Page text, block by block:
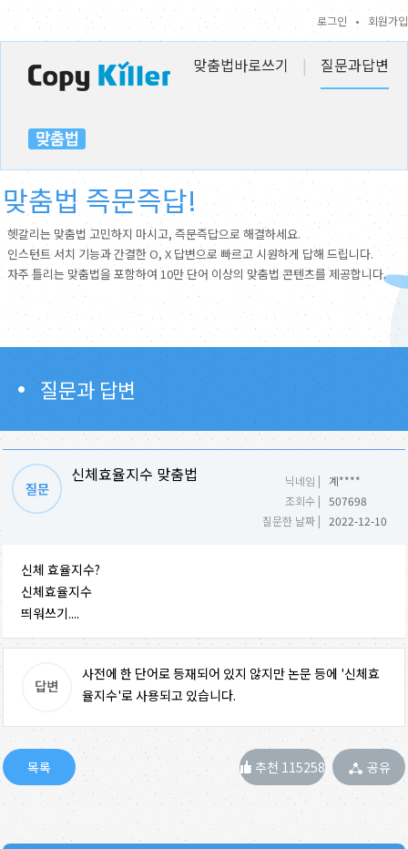
로그인 • 회원가입
맞춤법바로쓰기 | 질문과답변
맞춤법 즉문즉답!
헷갈리는 맞춤법 고민하지 마시고, 즉문즉답으로 해결하세요.
인스턴트 서치 기능과 간결한 O, X 답변으로 빠르고 시원하게 답해 드립니다.
자주 틀리는 맞춤법을 포함하여 10만 단어 이상의 맞춤법 콘텐츠를 제공합니다.
질문과 답변
닉네임 |
계****
조회수 | 507698
질문한 날짜 | 2022-12-10
신체효율지수 맞춤법
신체 효율지수?
신체효율지수
띄워쓰기....
사전에 한 단어로 등재되어 있지 않지만 논문 등에 '신체효
율지수'로 사용되고 있습니다.
추천 115258 공유